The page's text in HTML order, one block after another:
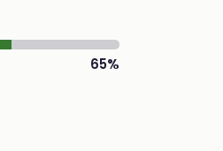
65%